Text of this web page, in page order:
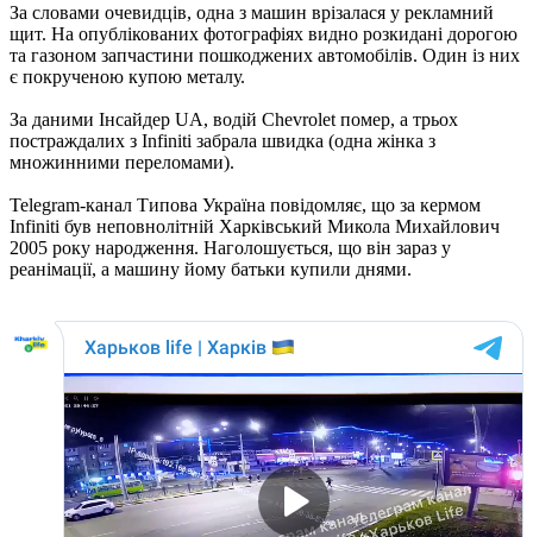
За словами очевидців, одна з машин врізалася у рекламний
щит. На опублікованих фотографіях видно розкидані дорогою
та газоном запчастини пошкоджених автомобілів. Один із них
є покрученою купою металу.
За даними Інсайдер UA, водій Chevrolet помер, а трьох
постраждалих з Infiniti забрала швидка (одна жінка з
множинними переломами).
Telegram-канал Типова Україна повідомляє, що за кермом
Infiniti був неповнолітній Харківський Микола Михайлович
2005 року народження. Наголошується, що він зараз у
реанімації, а машину йому батьки купили днями.